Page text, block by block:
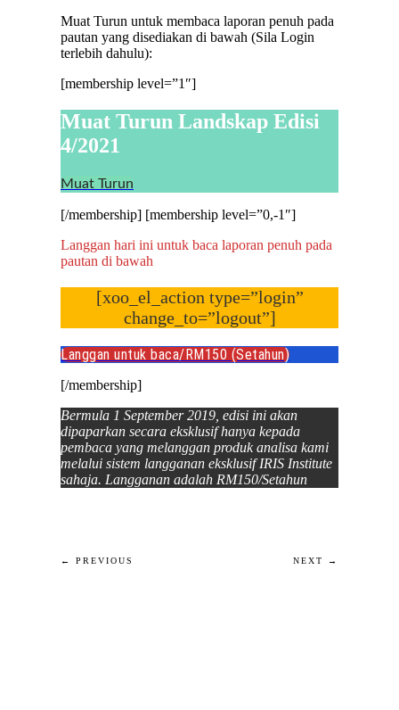
Muat Turun untuk membaca laporan penuh pada
pautan yang disediakan di bawah (Sila Login
terlebih dahulu):
[membership level=”1″]
Muat Turun Landskap Edisi
4/2021
Muat Turun
[/membership] [membership level=”0,-1″]
Langgan hari ini untuk baca laporan penuh pada
pautan di bawah
[xoo_el_action type=”login”
change_to=”logout”]
Langgan untuk baca/RM150 (Setahun)
[/membership]
Bermula 1 September 2019, edisi ini akan
dipaparkan secara eksklusif hanya kepada
pembaca yang melanggan produk analisa kami
melalui sistem langganan eksklusif IRIS Institute
sahaja. Langganan adalah RM150/Setahun
← PREVIOUS NEXT →